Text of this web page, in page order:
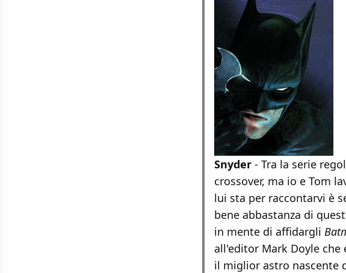
Snyder - Tra la serie
crossover, ma io e Tom
lui sta per raccontarvi è
bene abbastanza di
in mente di affidargli
all'editor Mark Doyle che
il miglior astro nascente